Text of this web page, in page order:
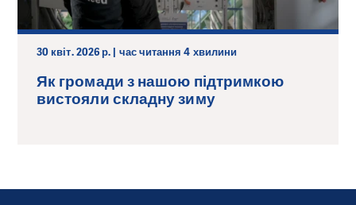
30 квіт. 2026 р. | час читання 4 хвилини
Як громади з нашою підтримкою
вистояли складну зиму